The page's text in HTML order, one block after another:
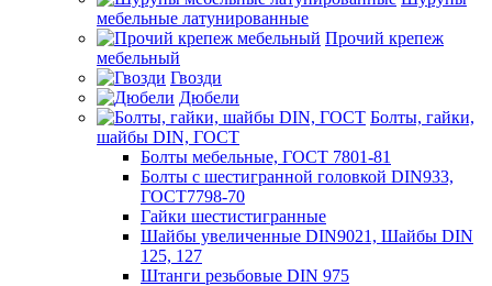
мебельные латунированные
Прочий крепеж
мебельный
Гвозди
Дюбели
Болты, гайки,
шайбы DIN, ГОСТ
Болты мебельные, ГОСТ 7801-81
Болты с шестигранной головкой DIN933,
ГОСТ7798-70
Гайки шестистигранные
Шайбы увеличенные DIN9021, Шайбы DIN
125, 127
Штанги резьбовые DIN 975